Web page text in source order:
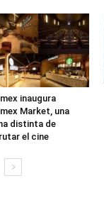
inaugura
Market, una
distinta de
el cine